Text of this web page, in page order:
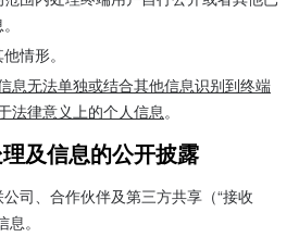
情形。
息无法单独或结合其他信息识别到终端
法律意义上的个人信息。
及信息的公开披露
司、合作伙伴及第三方共享（“接收
。